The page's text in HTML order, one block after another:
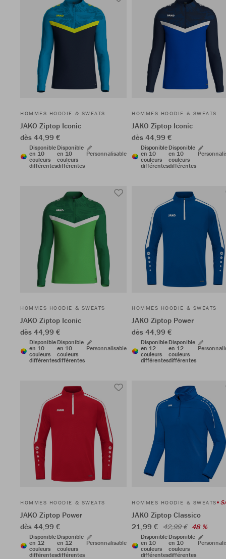
HOMMES HOODIE & SWEATS
JAKO Ziptop Iconic
dès 44,99 €
Disponible
en 10
couleurs
différentes
Disponible
en 10
couleurs
différentes
Personnalisable
HOMMES HOODIE & SWEATS
JAKO Ziptop Iconic
dès 44,99 €
Disponible
en 10
couleurs
différentes
Disponible
en 10
couleurs
différentes
HOMMES HOODIE & SWEATS
JAKO Ziptop Iconic
dès 44,99 €
Disponible
en 10
couleurs
différentes
Disponible
en 10
couleurs
différentes
Personnalisable
HOMMES HOODIE & SWEATS
JAKO Ziptop Power
dès 44,99 €
Disponible
en 12
couleurs
différentes
Disponible
en 12
couleurs
différentes
HOMMES HOODIE & SWEATS
JAKO Ziptop Power
dès 44,99 €
Disponible
en 12
couleurs
différentes
Disponible
en 12
couleurs
différentes
Personnalisable
HOMMES HOODIE & SWEATS
JAKO Ziptop Classico
21,99 € 42,99 € 48 %
Disponible
en 10
couleurs
différentes
Disponible
en 10
couleurs
différentes